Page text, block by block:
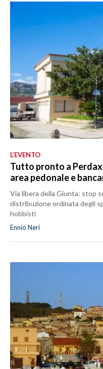
L’EVENTO
Tutto pronto a
area pedonale e
Via libera della Giunta: stop
distribuzione ordinata degli
hobbisti
Ennio Neri